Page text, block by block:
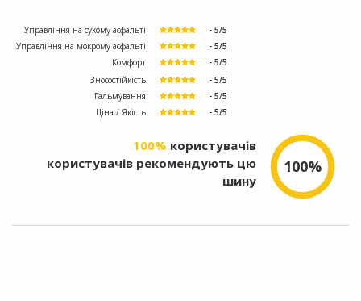
Управління на сухому асфальті:
- 5/5
Управління на мокрому асфальті:
- 5/5
Комфорт:
- 5/5
Зносостійкість:
- 5/5
Гальмування:
- 5/5
Ціна / Якість:
- 5/5
100%
100% користувачів
користувачів рекомендують цю
шину